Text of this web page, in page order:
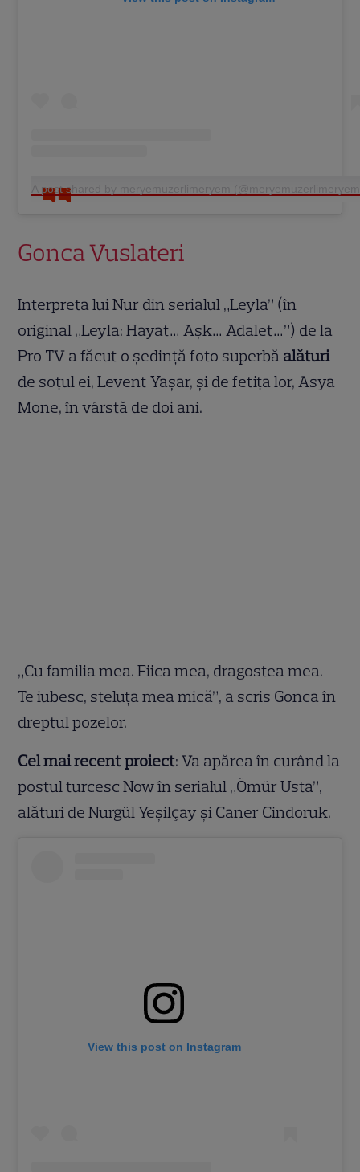
A post shared by meryemuzerlimeryem
Gonca Vuslateri
Interpreta lui Nur din serialul „Leyla” (în
original „Leyla: Hayat… Aşk… Adalet…”) de la
Pro TV a făcut o ședință foto superbă alături
de soțul ei, Levent Yaşar, și de fetița lor, Asya
Mone, în vârstă de doi ani.
„Cu familia mea. Fiica mea, dragostea mea.
Te iubesc, steluța mea mică”, a scris Gonca în
dreptul pozelor.
Cel mai recent proiect: Va apărea în curând la
postul turcesc Now în serialul „Ömür Usta”,
alături de Nurgül Yeşilçay și Caner Cindoruk.
View this post on Instagram